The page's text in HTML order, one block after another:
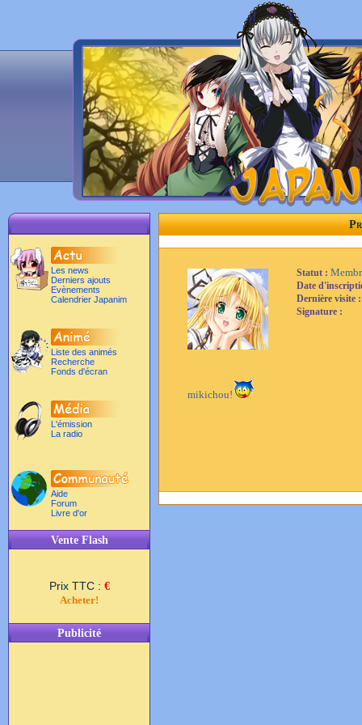
Les news
Derniers ajouts
Evènements
Calendrier Japanim
Liste des animés
Recherche
Fonds d'écran
L'émission
La radio
Aide
Forum
Livre d'or
Vente Flash
Prix TTC : €
Acheter!
Publicité
Statut :
Date
Dernière visite
Signature :
mikichou!